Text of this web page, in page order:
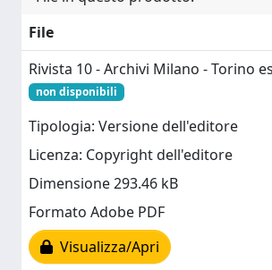
File
Rivista 10 - Archivi Milano - Torino
non disponibili
Tipologia: Versione dell'editore
Licenza: Copyright dell'editore
Dimensione 293.46 kB
Formato Adobe PDF
Visualizza/Apri